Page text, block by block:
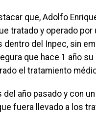
que, Adolfo
tratado y operado
dentro del Inpec, sin
que hace 1 año
el tratamiento
del año pasado y con
fuera llevado a los